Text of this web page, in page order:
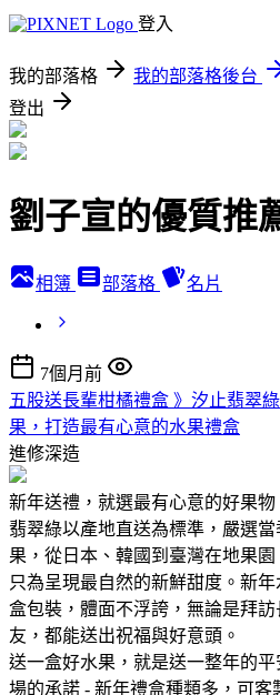
登入
我的部落格 我的部落格後台
登出
劉子宣的優質推
相簿 部落格 名片
7個月前
五股送長輩柑橘禮盒 》汐止翡翠
果，打造最有心意的水果禮盒
進修深造
新年送禮，就選最有心意的好果物
翡翠綠以產地直送為標準，嚴選
果，從日本、韓國到臺灣在地果
只為呈現最自然的新鮮甜度。新
盒包裝，體面不浮誇，無論是拜
友，都能送出祝福與好意頭。
送一盒好水果，就是送一整年的
場的承諾 - 新年禮盒種類多，可客